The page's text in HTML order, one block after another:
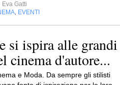
Eva Gatti
, EVENTI
si ispira alle grandi
cinema d'autore...
e Moda. Da sempre gli stilisti